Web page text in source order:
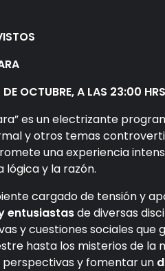
DE OCTUBRE, A LAS 23:00 HRS
es un electrizante
y otros temas
una experiencia
lógica y la razón.
cargado de tensión y
entusiastasde diversas
y cuestiones sociales que
hasta los misterios de la
y fomentar un